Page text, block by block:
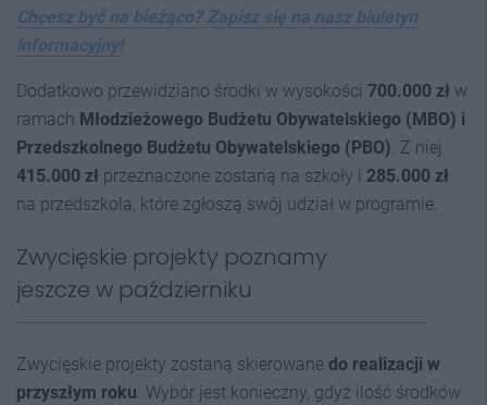
Chcesz być na bieżąco? Zapisz się na nasz biuletyn
informacyjny!
Dodatkowo przewidziano środki w wysokości 700.000 zł w
ramach Młodzieżowego Budżetu Obywatelskiego (MBO) i
Przedszkolnego Budżetu Obywatelskiego (PBO). Z niej
415.000 zł przeznaczone zostaną na szkoły i 285.000 zł
na przedszkola, które zgłoszą swój udział w programie.
Zwycięskie projekty poznamy
jeszcze w październiku
Zwycięskie projekty zostaną skierowane do realizacji w
przyszłym roku. Wybór jest konieczny, gdyż ilość środków